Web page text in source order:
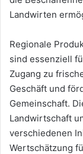
Landwirten
Regionale
sind essenziell
Zugang zu
Geschäft und
Gemeinschaft.
Landwirtschaft
verschiedenen
Wertschätzung